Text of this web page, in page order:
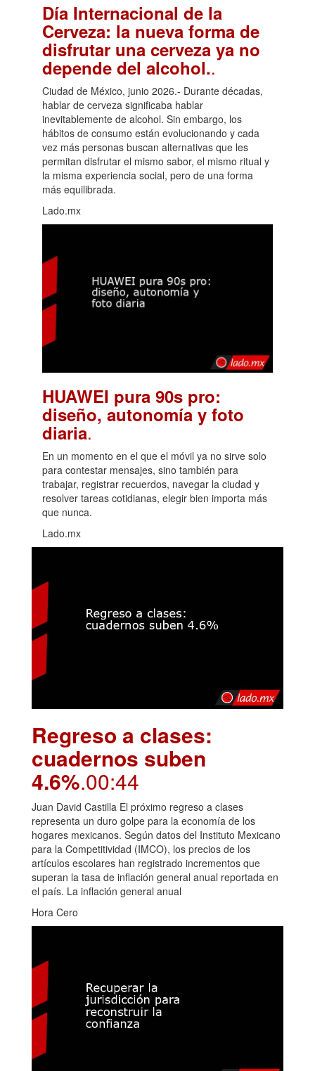
Día Internacional de la
Cerveza: la nueva forma de
disfrutar una cerveza ya no
depende del alcohol..
Ciudad de México, junio 2026.- Durante décadas,
hablar de cerveza significaba hablar
inevitablemente de alcohol. Sin embargo, los
hábitos de consumo están evolucionando y cada
vez más personas buscan alternativas que les
permitan disfrutar el mismo sabor, el mismo ritual y
la misma experiencia social, pero de una forma
más equilibrada.
Lado.mx
HUAWEI pura 90s pro:
diseño, autonomía y foto
diaria.
En un momento en el que el móvil ya no sirve solo
para contestar mensajes, sino también para
trabajar, registrar recuerdos, navegar la ciudad y
resolver tareas cotidianas, elegir bien importa más
que nunca.
Lado.mx
Regreso a clases:
cuadernos suben
4.6%.00:44
Juan David Castilla El próximo regreso a clases
representa un duro golpe para la economía de los
hogares mexicanos. Según datos del Instituto Mexicano
para la Competitividad (IMCO), los precios de los
artículos escolares han registrado incrementos que
superan la tasa de inflación general anual reportada en
el país. La inflación general anual
Hora Cero